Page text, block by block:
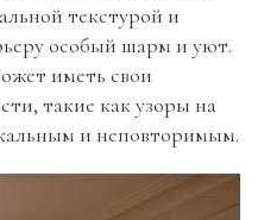
текстурой и
особый шарм и уют.
иметь свои
такие как узоры на
и неповторимым.